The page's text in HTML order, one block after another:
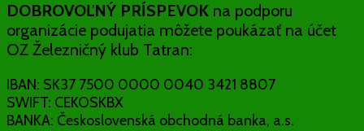
DOBROVOĽNÝ PRÍSPEVOK na podporu
organizácie podujatia môžete poukázať na účet
OZ Železničný klub Tatran:
IBAN: SK37 7500 0000 0040 3421 8807
SWIFT: CEKOSKBX
BANKA: Československá obchodná banka, a.s.